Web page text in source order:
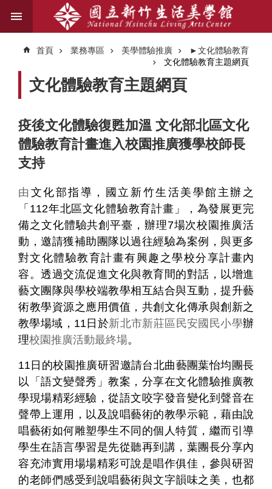
跳到主要內容區塊
關
於
我
們
藝
訊
業
務
專
便
民
務
主
題
網
站
公
首頁 業務專區 美學體驗推廣
►文化體驗教育
文化體驗教育主題網頁
文化體驗教育主題網頁
疫後文化體驗復甦加溫 文化部北區文化
體驗教育計畫進入校園推廣獲學校師長
支持
由 文化部指導，國立新竹生活美學館主辦之
「112年北區文化體驗教育計畫」，為發展更完
備之文化體驗共創平臺，辦理7場次校園推廣活
動，邀請獲補助團隊以過往經驗為案例，與更多
對文化體驗教育計畫有興趣之學校分享計畫內
容。透過交流促進文化與教育間的對話，以增進
藝文團隊與學校端教學相互結合與互動，提升藝
術教學資源之應用價值，共創文化傳承與創新之
教學場域，11日於新北市新莊區民安國民小學辦
理校園推廣活動最終場。
11 日的校園推廣研習邀請台北曲藝團葉怡均團長
以「語文變聲秀」教案，分享在文化體驗推廣教
學現場精彩經驗，從語文咬字發音變化到聲音在
聲帶上運用，以及說唱藝術的教學示範，藉由說
唱藝術如何雕塑學生不同的個人特質，繼而引導
學生在語言學習是先從聽再到講，葉團長分享內
容充沛實用場場精彩可說是唱作俱佳，參與研習
的老師們感受到說唱藝術與文字韻味之美，也都